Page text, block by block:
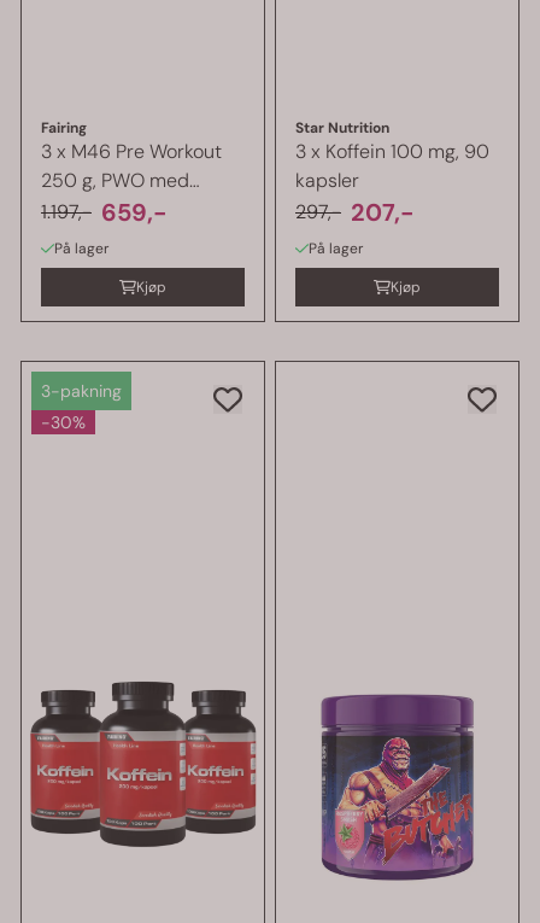
Fairing
3 x M46 Pre Workout
250 g, PWO med
kraftig effekt
1.197,- 659,-
På lager
Kjøp
Star Nutrition
3 x Koffein 100 mg, 90
kapsler
297,- 207,-
På lager
Kjøp
3-pakning
-30%